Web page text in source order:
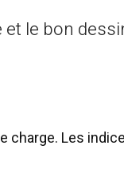
le bon
Les